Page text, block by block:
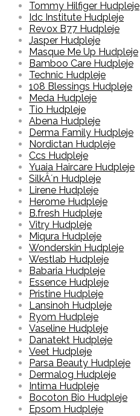
Tommy Hilfiger Hudpleje
Idc Institute Hudpleje
Revox B77 Hudpleje
Jasper Hudpleje
Masque Me Up Hudpleje
Bamboo Care Hudpleje
Technic Hudpleje
108 Blessings Hudpleje
Meda Hudpleje
Tio Hudpleje
Abena Hudpleje
Derma Family Hudpleje
Nordictan Hudpleje
Ccs Hudpleje
Yuaia Haircare Hudpleje
SilkÂ´n Hudpleje
Lirene Hudpleje
Herome Hudpleje
B.fresh Hudpleje
Vitry Hudpleje
Miqura Hudpleje
Wonderskin Hudpleje
Westlab Hudpleje
Babaria Hudpleje
Essence Hudpleje
Pristine Hudpleje
Lansinoh Hudpleje
Ryom Hudpleje
Vaseline Hudpleje
Danatekt Hudpleje
Veet Hudpleje
Parsa Beauty Hudpleje
Dermalog Hudpleje
Intima Hudpleje
Bocoton Bio Hudpleje
Epsom Hudpleje